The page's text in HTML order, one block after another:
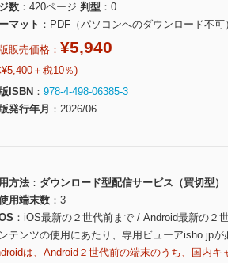
数
420ページ 判型
0
マット
PDF（パソコンへのダウンロード不可
販売価格： ¥5,940
＋税10％)
ISBN
978-4-498-06385-3
発行年月
2026/06
方法
ダウンロード型配信サービス（買切型）
用端末数
3
iOS最新の２世代前まで / Android最新の２
テンツの使用にあたり、専用ビューアisho.jpが
は、Android２世代前の端末のうち、国内キ